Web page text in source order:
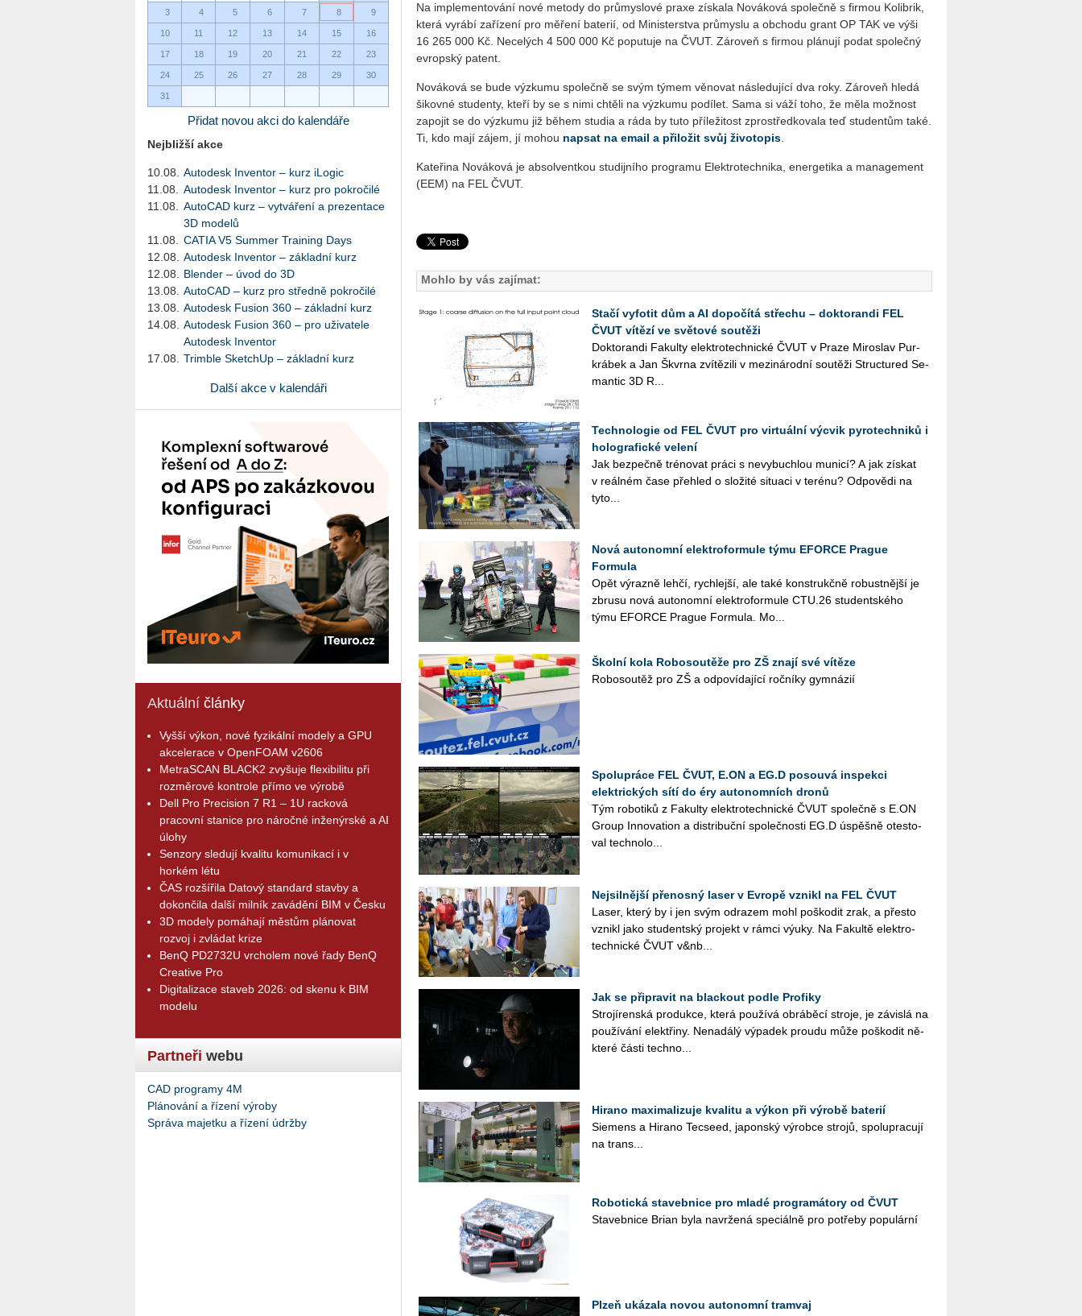
3 4 5 6 7 8 9
10 11 12 13 14 15 16
17 18 19 20 21 22 23
24 25 26 27 28 29 30
31
Přidat novou akci do kalendáře
Nejbližší akce
10.08.
Autodesk Inventor – kurz iLogic
11.08.
Autodesk Inventor – kurz pro pokročilé
11.08.
AutoCAD kurz – vytváření a prezentace
3D modelů
11.08.
CATIA V5 Summer Training Days
12.08.
Autodesk Inventor – základní kurz
12.08.
Blender – úvod do 3D
13.08.
AutoCAD – kurz pro středně pokročilé
13.08.
Autodesk Fusion 360 – základní kurz
14.08.
Autodesk Fusion 360 – pro uživatele
Autodesk Inventor
17.08.
Trimble SketchUp – základní kurz
Další akce v kalendáři
Aktuální články
Vyšší výkon, nové fyzikální modely a GPU
akcelerace v OpenFOAM v2606
MetraSCAN BLACK2 zvyšuje flexibilitu při
rozměrové kontrole přímo ve výrobě
Dell Pro Precision 7 R1 – 1U racková
pracovní stanice pro náročné inženýrské a AI
úlohy
Senzory sledují kvalitu komunikací i v
horkém létu
ČAS rozšířila Datový standard stavby a
dokončila další milník zavádění BIM v Česku
3D modely pomáhají městům plánovat
rozvoj i zvládat krize
BenQ PD2732U vrcholem nové řady BenQ
Creative Pro
Digitalizace staveb 2026: od skenu k BIM
modelu
Partneři webu
CAD programy 4M
Plánování a řízení výroby
Správa majetku a řízení údržby
Na im­ple­men­to­vá­ní nové me­to­dy do prů­mys­lo­vé praxe zís­ka­la No­vá­ko­vá spo­leč­ně s fir­mou Ko­lib­rik,
která vy­rá­bí za­ří­ze­ní pro mě­ře­ní ba­te­rií, od Mi­nis­ter­stva prů­mys­lu a ob­cho­du grant OP TAK ve výši
16 265 000 Kč. Ne­ce­lých 4 500 000 Kč po­pu­tu­je na ČVUT. Zá­ro­veň s fir­mou plá­nu­jí podat spo­leč­ný
ev­rop­ský pa­tent.
No­vá­ko­vá se bude vý­zku­mu spo­leč­ně se svým týmem vě­no­vat ná­sle­du­jí­cí dva roky. Zá­ro­veň hledá
ši­kov­né stu­den­ty, kteří by se s nimi chtě­li na vý­zku­mu po­dí­let. Sama si váží toho, že měla mož­nost
za­po­jit se do vý­zku­mu již během stu­dia a ráda by tuto pří­le­ži­tost zpro­střed­ko­va­la teď stu­den­tům také.
Ti, kdo mají zájem, jí mohou na­psat na email a při­lo­žit svůj ži­vo­to­pis
Kateřina No­vá­ko­vá je ab­sol­vent­kou stu­dij­ní­ho pro­gra­mu Elek­tro­tech­ni­ka, ener­ge­ti­ka a ma­nage­ment
(EEM) na FEL ČVUT.
Mohlo by vás zajímat:
Stačí vyfotit dům a AI dopočítá střechu – doktorandi FEL
ČVUT vítězí ve světové soutěži
Dok­to­ran­di Fa­kul­ty elek­tro­tech­nic­ké ČVUT v Praze Mi­roslav Pur­
krá­bek a Jan Škvr­na zví­tě­zi­li v me­zi­ná­rod­ní sou­tě­ži Structu­red Se­
man­tic 3D R...
Technologie od FEL ČVUT pro virtuální výcvik pyrotechniků i
holografické velení
Jak bez­peč­ně tré­no­vat práci s ne­vy­buchlou mu­ni­cí? A jak zís­kat
v re­ál­ném čase pře­hled o slo­ži­té si­tu­a­ci v te­ré­nu? Od­po­vě­di na
tyto...
Nová autonomní elektroformule týmu EFORCE Prague
Formula
Opět vý­raz­ně lehčí, rych­lej­ší, ale také kon­strukč­ně ro­bust­něj­ší je
zbru­su nová au­to­nomní elek­tro­for­mu­le CTU.26 stu­dent­ské­ho
týmu EFOR­CE Pra­gue For­mu­la. Mo...
Školní kola Robosoutěže pro ZŠ znají své vítěze
Ro­bo­sou­těž pro ZŠ a od­po­ví­da­jí­cí roč­ní­ky gym­ná­zií
Spolupráce FEL ČVUT, E.ON a EG.D posouvá inspekci
elektrických sítí do éry autonomních dronů
Tým ro­bo­ti­ků z Fa­kul­ty elek­tro­tech­nic­ké ČVUT spo­leč­ně s E.​ON
Group In­no­vati­on a dis­tri­buč­ní spo­leč­nos­ti EG.D úspěš­ně otes­to­
val tech­no­lo­...
Nejsilnější přenosný laser v Evropě vznikl na FEL ČVUT
Laser, který by i jen svým od­ra­zem mohl po­ško­dit zrak, a přes­to
vzni­kl jako stu­dent­ský pro­jekt v rámci výuky. Na Fa­kul­tě elek­tro­
tech­nic­ké ČVUT v&nb...
Jak se připravit na blackout podle Profiky
Stro­jí­ren­ská pro­duk­ce, která po­u­ží­vá ob­rá­bě­cí stro­je, je zá­vis­lá na
po­u­ží­vá­ní elektři­ny. Ne­na­dá­lý vý­pa­dek prou­du může po­ško­dit ně­
kte­ré části tech­no...
Hirano maximalizuje kvalitu a výkon při výrobě baterií
Sie­mens a Hi­ra­no Tec­se­ed, ja­pon­ský vý­rob­ce stro­jů, spo­lu­pra­cu­jí
na trans...
Robotická stavebnice pro mladé programátory od ČVUT
Sta­veb­ni­ce Brian byla na­vr­že­ná spe­ci­ál­ně pro po­tře­by po­pu­lár­ní
Plzeň ukázala novou autonomní tramvaj